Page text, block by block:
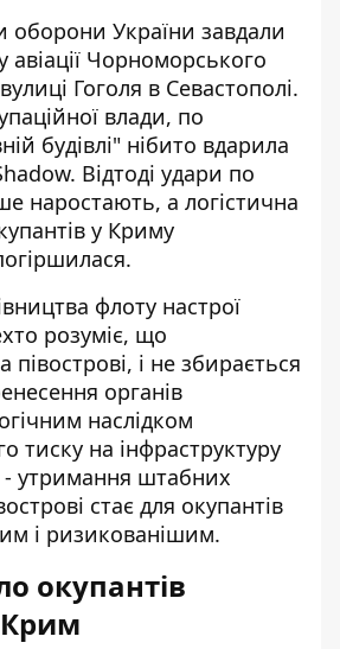
оборони України завдали
Чорноморського
Гоголя в Севастополі.
влади, по
будівлі" нібито вдарила
Відтоді удари по
наростають, а логістична
у Криму
флоту настрої
розуміє, що
півострові, і не збирається
органів
наслідком
тиску на інфраструктуру
утримання штабних
стає для окупантів
і ризикованішим.
окупантів